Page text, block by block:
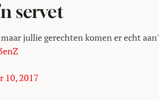
servet
jullie gerechten komen er echt aan'
10, 2017